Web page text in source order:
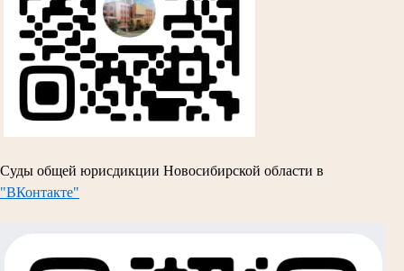
Суды общей юрисдикции Новосибирской области в
"ВКонтакте"